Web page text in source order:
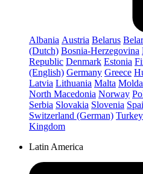
Albania Austria Belarus
(Dutch) Bosnia-Herzegovina
Republic Denmark Estonia
(English) Germany Greece
Latvia Lithuania Malta
North Macedonia Norway
Serbia Slovakia Slovenia
Switzerland (German) Turkey
Kingdom
Latin America